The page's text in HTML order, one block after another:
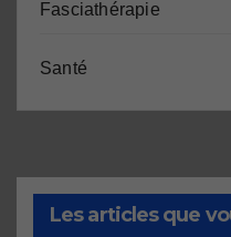
Fasciathérapie
Santé
Les articles que